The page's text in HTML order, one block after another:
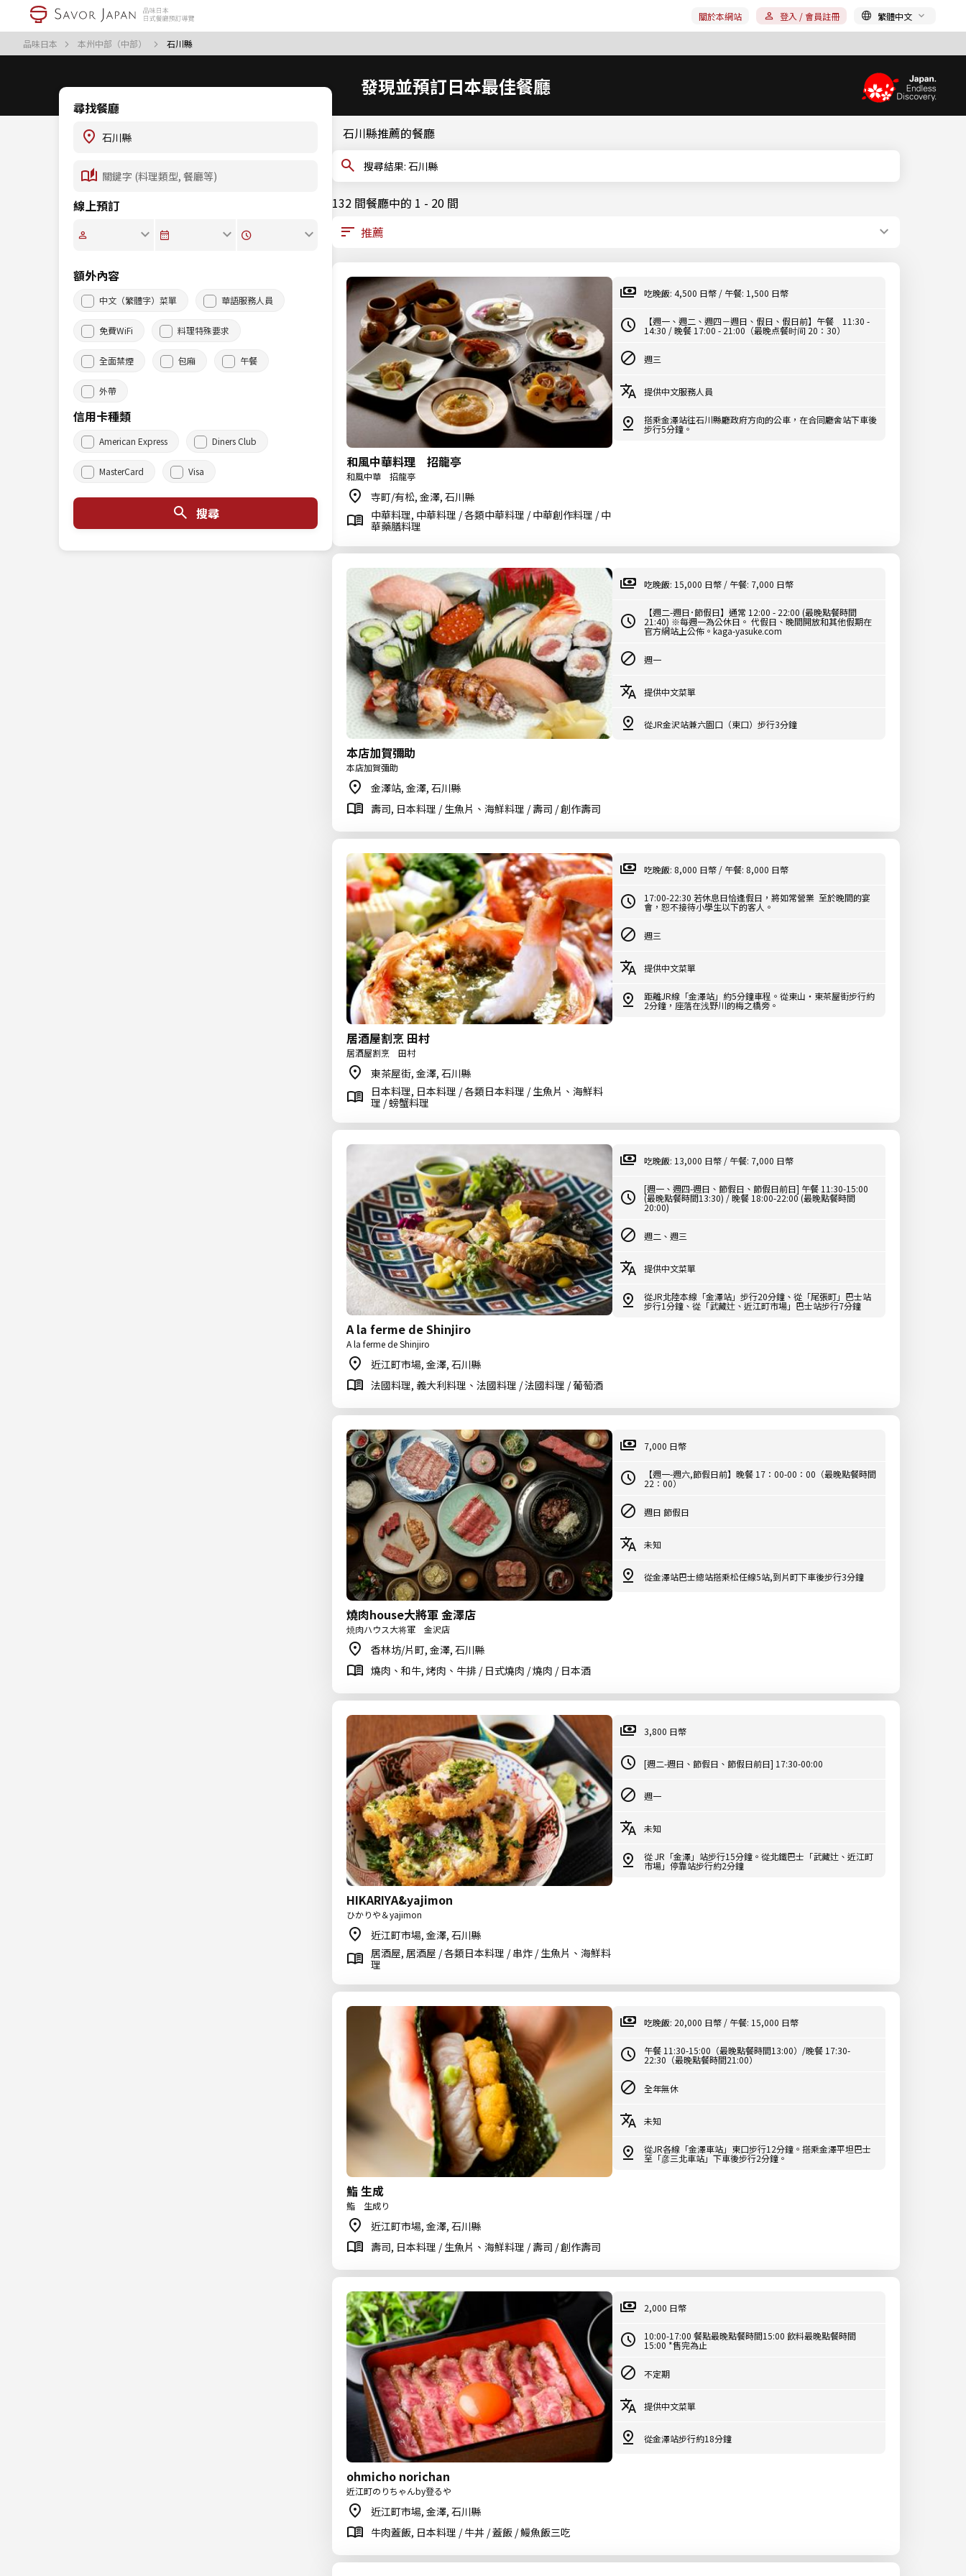
品味日本 本州中部（中部） 石川縣
關於本網站 登入 / 會員註冊 繁體中文
發現並預訂日本最佳餐廳
尋找餐廳
線上預訂
額外內容
中文（繁體字）菜單 華語服務人員
免費WiFi 料理特殊要求
全面禁煙 包廂 午餐
外帶
信用卡種類
American Express Diners Club
MasterCard Visa
搜尋
石川縣推薦的餐廳
搜尋結果: 石川縣
132 間餐廳中的 1 - 20 間
和風中華料理 招龍亭
和風中華 招龍亭
寺町/有松, 金澤, 石川縣
中華料理, 中華料理 / 各類中華料理 / 中華創作料理 / 中
華藥膳料理
吃晚飯: 4,500 日幣 / 午餐: 1,500 日幣
【週一、週二、週四－週日、假日、假日前】午餐 11:30 -
14:30 / 晚餐 17:00 - 21:00（最晚点餐时间 20：30）
週三
提供中文服務人員
搭乘金澤站往石川縣廳政府方向的公車，在合同廳舍站下車後
步行5分鐘。
本店加賀彌助
本店加賀彌助
金澤站, 金澤, 石川縣
壽司, 日本料理 / 生魚片、海鮮料理 / 壽司 / 創作壽司
吃晚飯: 15,000 日幣 / 午餐: 7,000 日幣
【週二-週日･節假日】通常 12:00 - 22:00 (最晚點餐時間
21:40) ※每週一為公休日。 代假日、晚間開放和其他假期在
官方網站上公佈。kaga-yasuke.com
週一
提供中文菜單
從JR金沢站兼六園口（東口）步行3分鐘
居酒屋割烹 田村
居酒屋割烹 田村
東茶屋街, 金澤, 石川縣
日本料理, 日本料理 / 各類日本料理 / 生魚片、海鮮料
理 / 螃蟹料理
吃晚飯: 8,000 日幣 / 午餐: 8,000 日幣
17:00-22:30 若休息日恰逢假日，將如常營業 至於晚間的宴
會，恕不接待小學生以下的客人。
週三
提供中文菜單
距離JR線「金澤站」約5分鐘車程。從東山・東茶屋街步行約
2分鐘，座落在浅野川的梅之橋旁。
A la ferme de Shinjiro
A la ferme de Shinjiro
近江町市場, 金澤, 石川縣
法國料理, 義大利料理、法國料理 / 法國料理 / 葡萄酒
吃晚飯: 13,000 日幣 / 午餐: 7,000 日幣
[週一、週四-週日、節假日、節假日前日] 午餐 11:30-15:00
(最晚點餐時間13:30) / 晚餐 18:00-22:00 (最晚點餐時間
20:00)
週二、週三
提供中文菜單
從JR北陸本線「金澤站」步行20分鐘、從「尾張町」巴士站
步行1分鐘、從「武藏辻、近江町市場」巴士站步行7分鐘
燒肉house大將軍 金澤店
焼肉ハウス大将軍 金沢店
香林坊/片町, 金澤, 石川縣
燒肉、和牛, 烤肉、牛排 / 日式燒肉 / 燒肉 / 日本酒
7,000 日幣
【週一-週六,節假日前】晚餐 17：00-00：00（最晚點餐時間
22：00）
週日 節假日
未知
從金澤站巴士總站搭乘松任線5站,到片町下車後步行3分鐘
HIKARIYA&yajimon
ひかりや＆yajimon
近江町市場, 金澤, 石川縣
居酒屋, 居酒屋 / 各類日本料理 / 串炸 / 生魚片、海鮮料
理
3,800 日幣
[週二-週日、節假日、節假日前日] 17:30-00:00
週一
未知
從 JR「金澤」站步行15分鐘。從北鐵巴士「武藏辻、近江町
市場」停靠站步行約2分鐘
鮨 生成
鮨 生成り
近江町市場, 金澤, 石川縣
壽司, 日本料理 / 生魚片、海鮮料理 / 壽司 / 創作壽司
吃晚飯: 20,000 日幣 / 午餐: 15,000 日幣
午餐 11:30-15:00（最晚點餐時間13:00）/晚餐 17:30-
22:30（最晚點餐時間21:00）
全年無休
未知
從JR各線「金澤車站」東口步行12分鐘。搭乘金澤平坦巴士
至「彦三北車站」下車後步行2分鐘。
ohmicho norichan
近江町のりちゃんby登るや
近江町市場, 金澤, 石川縣
牛肉蓋飯, 日本料理 / 牛丼 / 蓋飯 / 鰻魚飯三吃
2,000 日幣
10:00-17:00 餐點最晚點餐時間15:00 飲料最晚點餐時間
15:00 *售完為止
不定期
提供中文菜單
從金澤站步行約18分鐘